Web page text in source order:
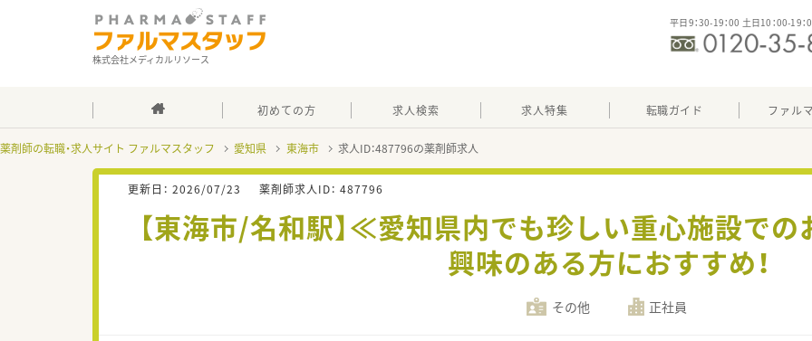
株式会社メディカルリソース
平日9：30-19：00 土日10：00-19：
初めての方 求人検索 求人特集 転職ガイド ファル
薬剤師の転職・求人サイト ファルマスタッフ 愛知県 東海市 求人ID：487796の薬剤師求人
更新日： 2026/07/23 薬剤師求人ID： 487796
【東海市/名和駅】≪愛知県内でも珍しい重心施設で
興味のある方におすすめ！
その他 正社員